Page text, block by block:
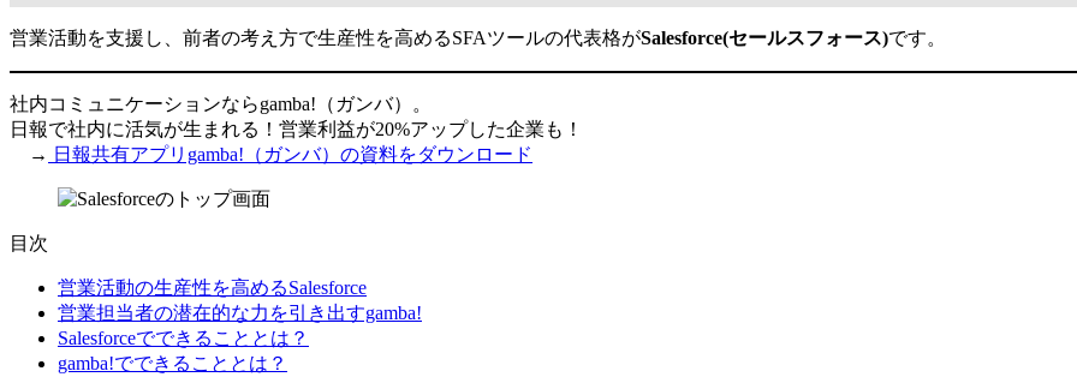
営業活動を支援し、前者の考え方で生産性を高めるSFAツールの代表格がSalesforce(セールスフォース)です。
社内コミュニケーションならgamba!（ガンバ）。
日報で社内に活気が生まれる！営業利益が20%アップした企業も！
→ 日報共有アプリgamba!（ガンバ）の資料をダウンロード
目次
営業活動の生産性を高めるSalesforce
営業担当者の潜在的な力を引き出すgamba!
Salesforceでできることとは？
gamba!でできることとは？